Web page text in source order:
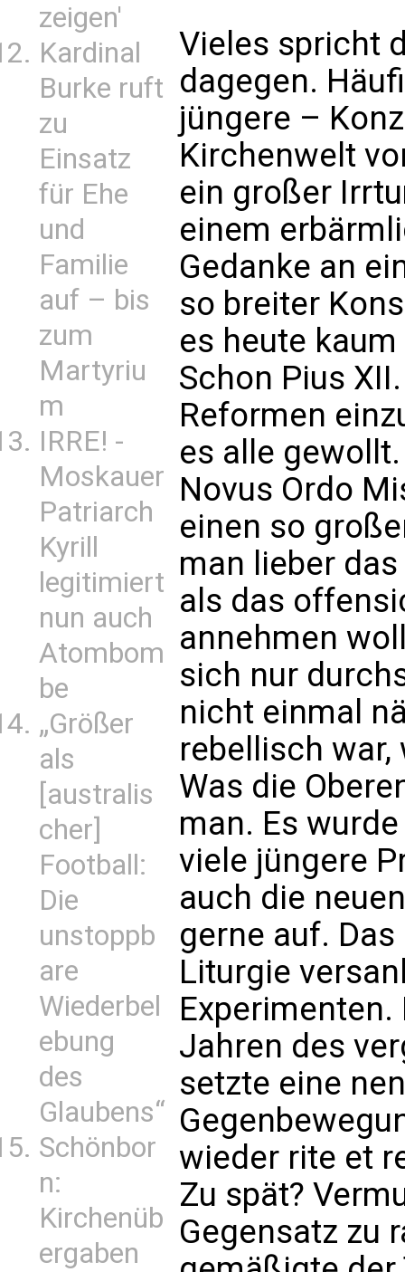
zeigen'
Kardinal
Burke ruft
zu
Einsatz
für Ehe
und
Familie
auf – bis
zum
Martyriu
m
IRRE! -
Moskauer
Patriarch
Kyrill
legitimiert
nun auch
Atombom
be
„Größer
als
[australis
cher]
Football:
Die
unstoppb
are
Wiederbel
ebung
des
Glaubens“
Schönbor
n:
Kirchenüb
ergaben
Vieles spricht
dagegen.
jüngere –
Kirchenwelt
ein großer
einem
Gedanke an
so breiter
es heute
Schon Pius
Reformen
es alle
Novus Ordo
einen so
man lieber
als das
annehmen
sich nur
nicht einmal
rebellisch war,
Was die
man. Es
viele jüngere
auch die
gerne auf.
Liturgie
Jahren des
setzte eine
wieder rite et
Zu spät?
Gegensatz zu